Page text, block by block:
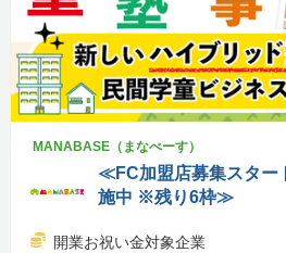
MANABASE（まなべーす）
≪FC加盟店募集スター
施中 ※残り6枠≫
開業お祝い金対象企業